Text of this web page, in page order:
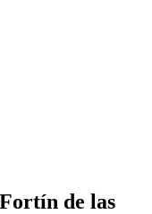
de las